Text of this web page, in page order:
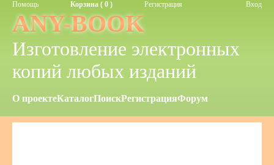
Помощь Корзина ( 0 ) Регистрация Вход
ANY-BOOK
Изготовление электронных
копий любых изданий
О проектеКаталогПоискРегистрацияФорум